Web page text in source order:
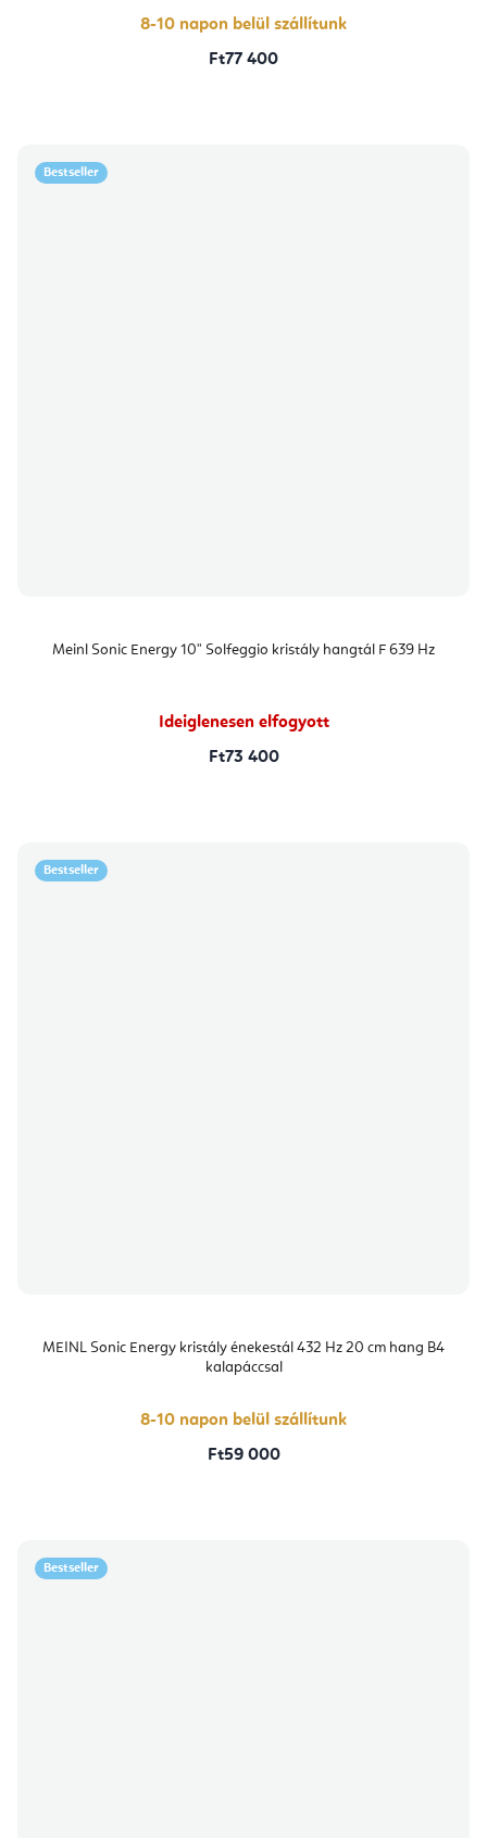
8-10 napon belül szállítunk
Ft77 400
Bestseller
Meinl Sonic Energy 10" Solfeggio kristály hangtál F 639 Hz
Ideiglenesen elfogyott
Ft73 400
Bestseller
MEINL Sonic Energy kristály énekestál 432 Hz 20 cm hang B4
kalapáccsal
8-10 napon belül szállítunk
Ft59 000
Bestseller